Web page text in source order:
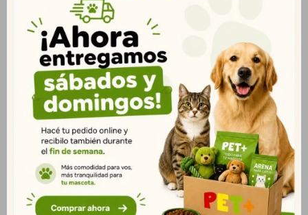
Productos que te pueden interesar
Bolso Transportador
Elegance Talle Unico
Puff Nube Pet Rosa M